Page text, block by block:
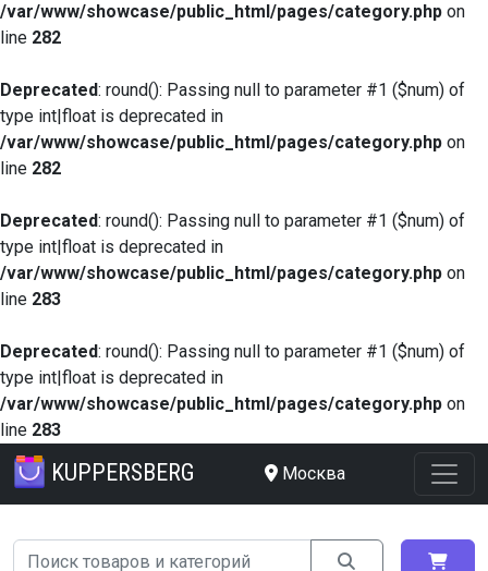
/var/www/showcase/public_html/pages/category.php on
line 282
Deprecated: round(): Passing null to parameter #1 ($num) of
type int|float is deprecated in
/var/www/showcase/public_html/pages/category.php on
line 282
Deprecated: round(): Passing null to parameter #1 ($num) of
type int|float is deprecated in
/var/www/showcase/public_html/pages/category.php on
line 283
Deprecated: round(): Passing null to parameter #1 ($num) of
type int|float is deprecated in
/var/www/showcase/public_html/pages/category.php on
line 283
KUPPERSBERG Москва